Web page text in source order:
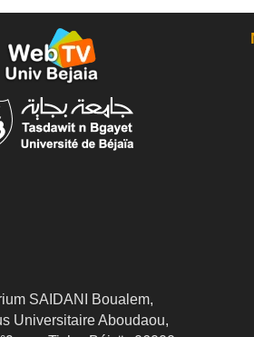
SAIDANI Boualem,
Universitaire Aboudaou,